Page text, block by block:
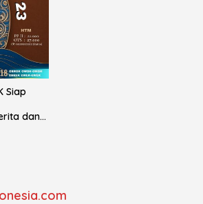
Siap
dan